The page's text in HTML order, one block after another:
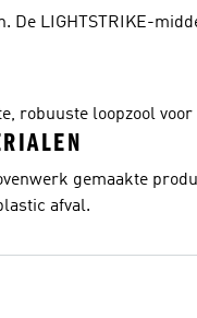
LIGHTSTRIKE-
robuuste loopzool
gemaakte
afval.